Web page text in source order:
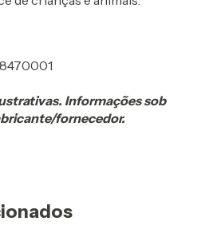
Informações sob
fornecedor.